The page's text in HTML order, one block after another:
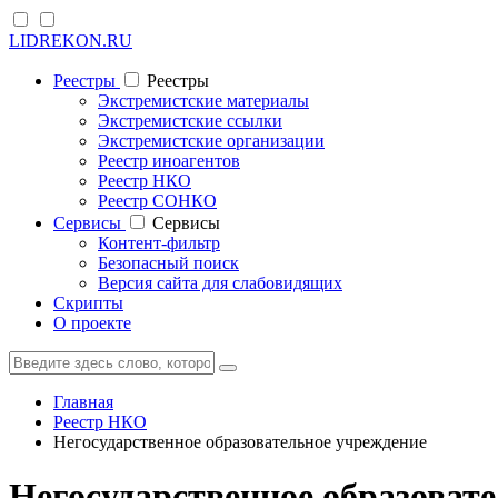
LIDREKON.RU
Реестры
Реестры
Экстремистские материалы
Экстремистские ссылки
Экстремистские организации
Реестр иноагентов
Реестр НКО
Реестр СОНКО
Cервисы
Cервисы
Контент-фильтр
Безопасный поиск
Версия сайта для слабовидящих
Скрипты
О проекте
Главная
Реестр НКО
Негосударственное образовательное учреждение